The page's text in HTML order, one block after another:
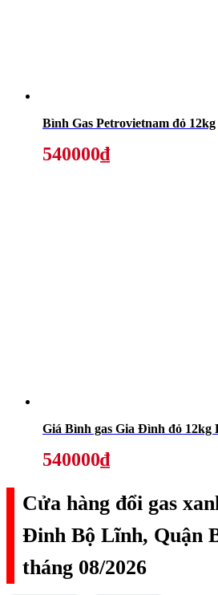
Bình Gas Petrovietnam đỏ 12kg
540000₫
Giá Bình gas Gia Đình đỏ
540000₫
Cửa hàng đổi gas
Đinh Bộ Lĩnh, Quận
tháng 08/2026